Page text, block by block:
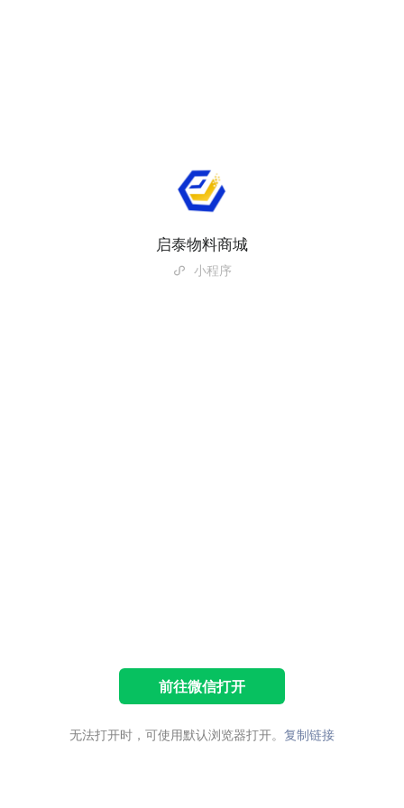
启泰物料商城
小程序
前往微信打开
无法打开时，可使用默认浏览器打开。 复制链接